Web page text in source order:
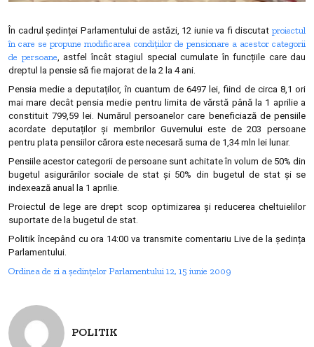
În cadrul ședinței Parlamentului de astăzi, 12 iunie va fi discutat proiectul
în care se propune modificarea condițiilor de pensionare a acestor categorii
de persoane, astfel încât stagiul special cumulate în funcțiile care dau
dreptul la pensie să fie majorat de la 2 la 4 ani.
Pensia medie a deputaților, în cuantum de 6497 lei, fiind de circa 8,1 ori
mai mare decât pensia medie pentru limita de vărstă până la 1 aprilie a
constituit 799,59 lei. Numărul persoanelor care beneficiază de pensiile
acordate deputaților și membrilor Guvernului este de 203 persoane
pentru plata pensiilor cărora este necesară suma de 1,34 mln lei lunar.
Pensiile acestor categorii de persoane sunt achitate în volum de 50% din
bugetul asigurărilor sociale de stat și 50% din bugetul de stat și se
indexează anual la 1 aprilie.
Proiectul de lege are drept scop optimizarea și reducerea cheltuielilor
suportate de la bugetul de stat.
Politik începând cu ora 14:00 va transmite comentariu Live de la ședința
Parlamentului.
Ordinea de zi a şedinţelor Parlamentului 12, 15 iunie 2009
POLITIK